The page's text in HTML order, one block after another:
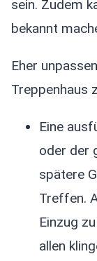
sein. Zudem
bekannt
Eher
Treppenhaus
Eine
oder der
spätere
Treffen.
Einzug
allen